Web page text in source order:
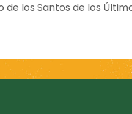
de los Santos de los